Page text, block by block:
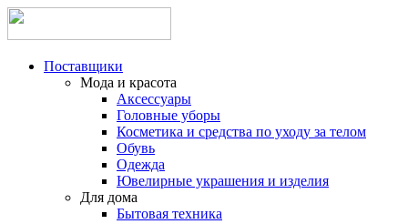
Поставщики
Мода и красота
Аксессуары
Головные уборы
Косметика и средства по уходу за телом
Обувь
Одежда
Ювелирные украшения и изделия
Для дома
Бытовая техника